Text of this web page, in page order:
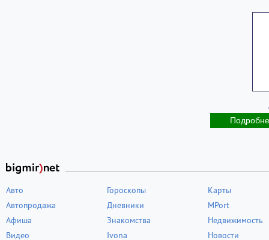
Авто
Автопродажа
Афиша
Видео
Гороскопы
Дневники
Знакомства
Ivona
Карты
MPort
Недвижимость
Новости